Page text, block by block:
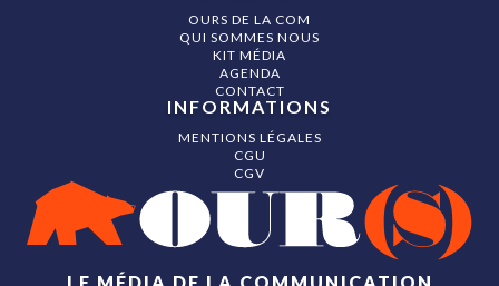
OURS DE LA COM
QUI SOMMES NOUS
KIT MÉDIA
AGENDA
CONTACT
INFORMATIONS
MENTIONS LÉGALES
CGU
CGV